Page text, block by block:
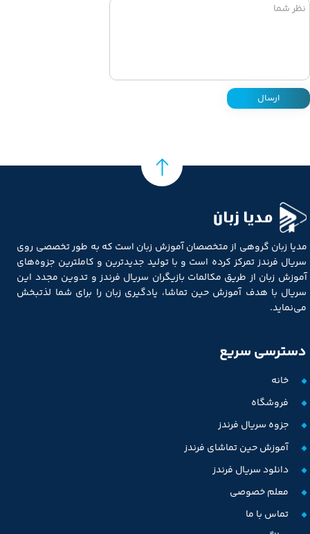
ارسال
مدیا زبان
مدیا زبان گروهی از متخصصان آموزش زبان است که به طور تخصصی روی
سریال فرندز تمرکز کرده است و با تولید جدیدترین و کاملترین جزوه‌های
آموزش زبان از طریق مکالمات بازیگران سریال فرندز و تدوین مجدد این
سریال با هدف آموزش حین تماشا، یادگیری زبان را برای شما لذتبخش
می‌نماید.
خانه
فروشگاه
جزوه سریال فرندز
آموزش حین تماشای فرندز
دانلود سریال فرندز
معلم خصوصی
تماس با ما
دسترسی سریع